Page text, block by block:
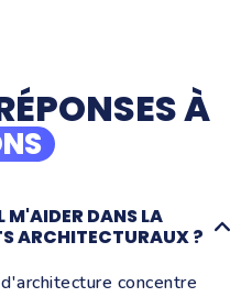
À
DANS LA
ARCHITECTURAUX ?
concentre